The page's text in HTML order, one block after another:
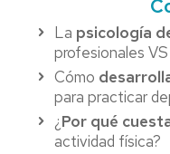
La psicología
profesionales
Cómo
para practicar
¿Por qué
actividad física?